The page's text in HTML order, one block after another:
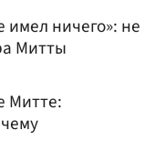
ничего»: не
Митты
Митте: